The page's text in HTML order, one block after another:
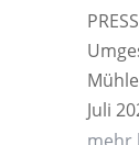
Juli